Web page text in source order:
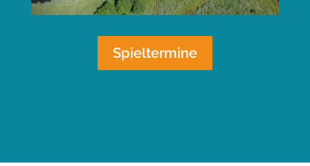
Spieltermine